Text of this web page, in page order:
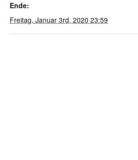
Ende:
Freitag, Januar 3rd, 2020 23:59